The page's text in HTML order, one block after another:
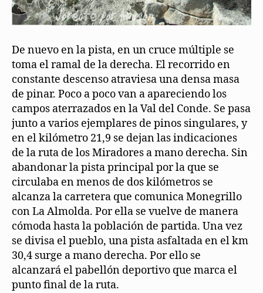
De nuevo en la pista, en un cruce múltiple se
toma el ramal de la derecha. El recorrido en
constante descenso atraviesa una densa masa
de pinar. Poco a poco van a apareciendo los
campos aterrazados en la Val del Conde. Se pasa
junto a varios ejemplares de pinos singulares, y
en el kilómetro 21,9 se dejan las indicaciones
de la ruta de los Miradores a mano derecha. Sin
abandonar la pista principal por la que se
circulaba en menos de dos kilómetros se
alcanza la carretera que comunica Monegrillo
con La Almolda. Por ella se vuelve de manera
cómoda hasta la población de partida. Una vez
se divisa el pueblo, una pista asfaltada en el km
30,4 surge a mano derecha. Por ello se
alcanzará el pabellón deportivo que marca el
punto final de la ruta.